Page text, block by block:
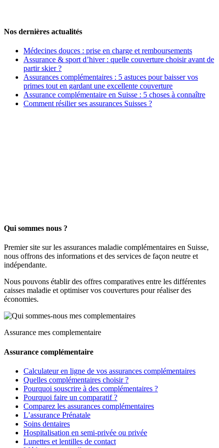
Nos dernières actualités
Médecines douces : prise en charge et remboursements
Assurance & sport d’hiver : quelle couverture choisir avant de
partir skier ?
Assurances complémentaires : 5 astuces pour baisser vos
primes tout en gardant une excellente couverture
Assurance complémentaire en Suisse : 5 choses à connaître
Comment résilier ses assurances Suisses ?
Qui sommes nous ?
Premier site sur les assurances maladie complémentaires en Suisse,
nous offrons des informations et des services de façon neutre et
indépendante.
Nous pouvons établir des offres comparatives entre les différentes
caisses maladie et optimiser vos couvertures pour réaliser des
économies.
Assurance mes complementaire
Assurance complémentaire
Calculateur en ligne de vos assurances complémentaires
Quelles complémentaires choisir ?
Pourquoi souscrire à des complémentaires ?
Pourquoi faire un comparatif ?
Comparez les assurances complémentaires
L’assurance Prénatale
Soins dentaires
Hospitalisation en semi-privée ou privée
Lunettes et lentilles de contact